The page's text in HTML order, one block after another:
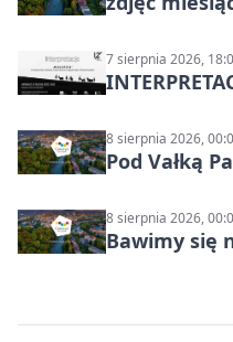
7 sierpnia 2026,
8 sierpnia 2026,
Pod Vałką
8 sierpnia 2026,
Bawimy się